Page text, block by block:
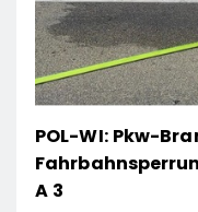
POL-WI: Pkw-
A 3